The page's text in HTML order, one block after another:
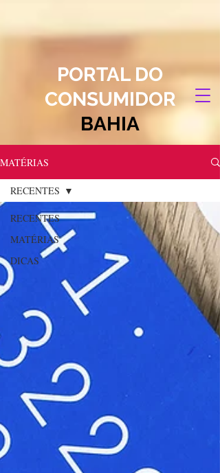
PORTAL DO
CONSUMIDOR
BAHIA
MATÉRIAS
RECENTES
MATÉRIAS
DICAS
RECENTES